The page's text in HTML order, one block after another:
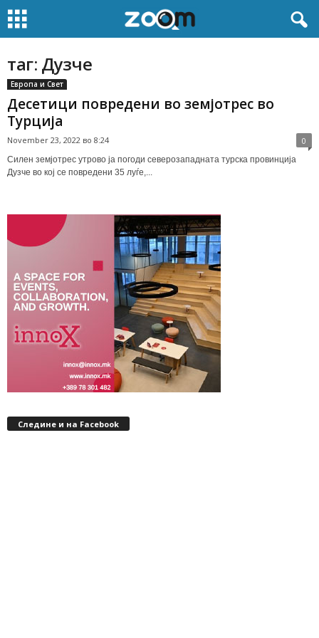
таг: Дузче
Европа и Свет
Десетици повредени во земјотрес во
Турција
November 23, 2022 во 8:24 0
Силен земјотрес утрово ја погоди северозападната турска провинција
Дузче во кој се повредени 35 луѓе,...
Следине и на Facebook